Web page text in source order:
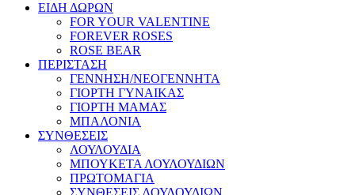
ΕΙΔΗ ΔΩΡΩΝ
FOR YOUR VALENTINE
FOREVER ROSES
ROSE BEAR
ΠΕΡΙΣΤΑΣΗ
ΓΕΝΝΗΣΗ/ΝΕΟΓΕΝΝΗΤΑ
ΓΙΟΡΤΗ ΓΥΝΑΙΚΑΣ
ΓΙΟΡΤΗ ΜΑΜΑΣ
ΜΠΑΛΟΝΙΑ
ΣΥΝΘΕΣΕΙΣ
ΛΟΥΛΟΥΔΙΑ
ΜΠΟΥΚΕΤΑ ΛΟΥΛΟΥΔΙΩΝ
ΠΡΩΤΟΜΑΓΙΑ